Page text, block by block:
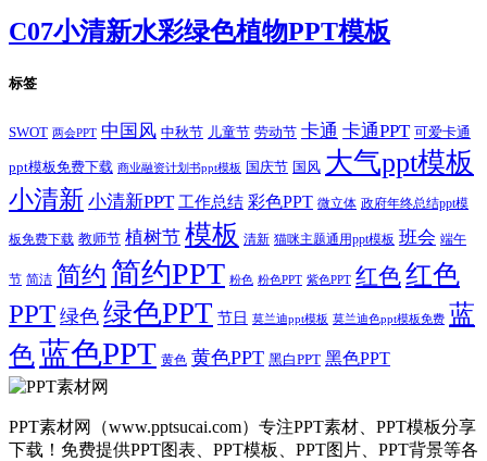
C07小清新水彩绿色植物PPT模板
标签
SWOT 两会PPT 中国风 中秋节 儿童节 劳动节 卡通 卡通PPT 可爱卡通
ppt模板免费下载 商业融资计划书ppt模板 国庆节 国风 大气ppt模板
小清新 小清新PPT 工作总结 彩色PPT 微立体 政府年终总结ppt模
板免费下载 教师节 植树节 模板 清新 猫咪主题通用ppt模板 班会 端午
节 简洁 简约 简约PPT 粉色 粉色PPT 紫色PPT 红色红色
PPT 绿色 绿色PPT 节日 莫兰迪ppt模板 莫兰迪色ppt模板免费 蓝
色蓝色PPT 黄色 黄色PPT 黑白PPT 黑色PPT
PPT素材网（www.pptsucai.com）专注PPT素材、PPT模板分享
下载！免费提供PPT图表、PPT模板、PPT图片、PPT背景等各